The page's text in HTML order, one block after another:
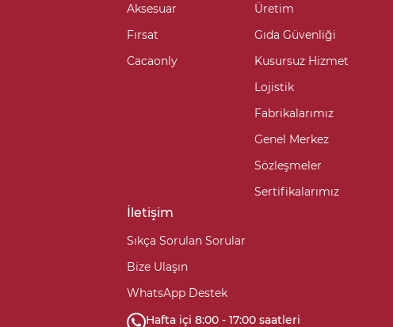
Aksesuar
Fırsat
Cacaonly
Üretim
Gıda Güvenliği
Kusursuz Hizmet
Lojistik
Fabrikalarımız
Genel Merkez
Sözleşmeler
Sertifikalarımız
İletişim
Sıkça Sorulan Sorular
Bize Ulaşın
WhatsApp Destek
Hafta içi 8:00 - 17:00 saatleri